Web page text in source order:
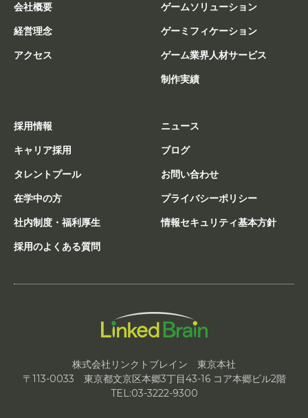
会社概要
経営理念
アクセス
ゲームソリューション
ゲーミフィケーション
ゲーム業界人材サービス
制作実績
採用情報
キャリア採用
タレントプール
在学中の方
社内制度・福利厚生
採用のよくある質問
ニュース
ブログ
お問い合わせ
プライバシーポリシー
情報セキュリティ基本方針
株式会社リンクトブレイン 東京本社
〒113-0033 東京都文京区本郷3丁目43-16 コア本郷ビル2階
TEL:03-3222-9300